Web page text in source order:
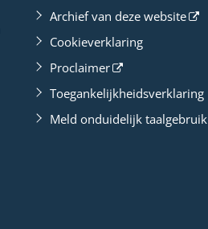
Archief van deze website
Cookieverklaring
Proclaimer
Toegankelijkheidsverklaring
Meld onduidelijk taalgebruik